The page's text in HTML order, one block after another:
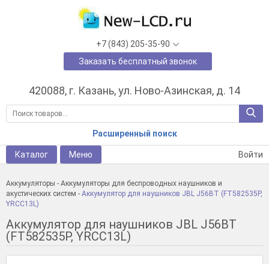
420088, г. Казань, ул. Ново-Азинская, д. 14
Расширенный поиск
+7 (843) 205-35-90
Заказать бесплатный звонок
Каталог Меню Войти
Аккумуляторы - Аккумуляторы для беспроводных наушников и
акустических систем - Аккумулятор для наушников JBL J56BT (FT582535P,
YRCC13L)
Аккумулятор для наушников JBL J56BT
(FT582535P, YRCC13L)